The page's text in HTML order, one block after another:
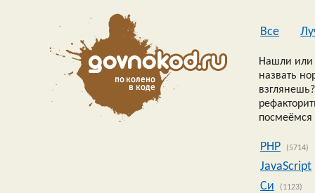
Все
Нашли или
назвать
посмеёмся
PHP (5714)
JavaScript
Си
(1123)